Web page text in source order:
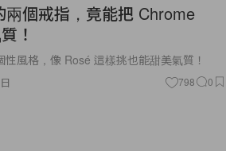
兩個戒指，竟能把 Chrome
！
風格，像 Rosé 這樣挑也能甜美氣質！
798 0